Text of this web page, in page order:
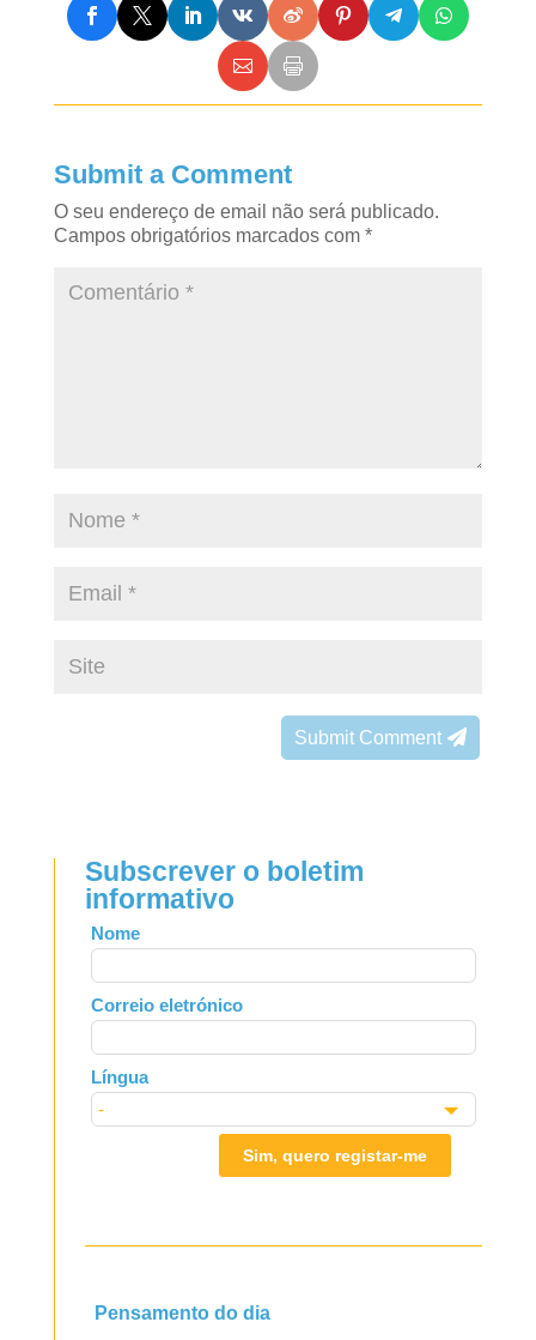
Submit a Comment
O seu endereço de email não será publicado.
Campos obrigatórios marcados com *
Submit Comment
Subscrever o boletim
informativo
Leave
this
field
blank
Nome
Correio eletrónico
Língua
Sim, quero registar-me
Pensamento do dia